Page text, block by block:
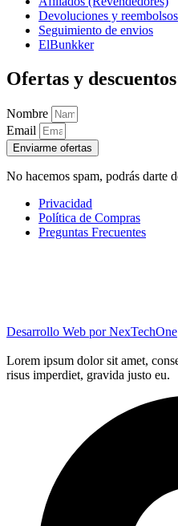
Devoluciones y reembolsos
Seguimiento de envios
ElBunkker
Ofertas y descuentos
Nombre
Email
Enviarme ofertas
No hacemos spam, podrás darte
Privacidad
Política de Compras
Preguntas Frecuentes
Desarrollo Web porNexTechOne
Lorem ipsum dolor sit amet,
risus imperdiet, gravida justo eu.